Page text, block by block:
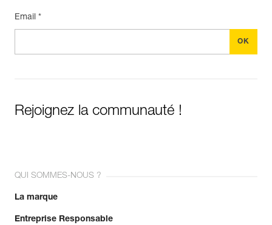
Email *
Rejoignez la communauté !
QUI SOMMES-NOUS ?
La marque
Entreprise Responsable